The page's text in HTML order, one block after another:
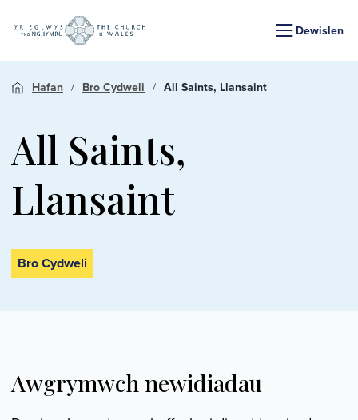
Dewislen
Hafan Bro Cydweli All Saints, Llansaint
All Saints,
Llansaint
Bro Cydweli
Awgrymwch newidiadau